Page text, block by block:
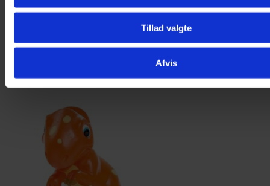
Tillad valgte
Afvis